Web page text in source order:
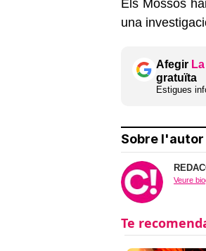
Els Mossos
una
Afegir
gratuïta
Estigues
Sobre l'autor
Veure